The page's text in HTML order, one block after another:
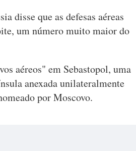
disse que as defesas aéreas
um número muito maior do
aéreos" em Sebastopol, uma
anexada unilateralmente
por Moscovo.